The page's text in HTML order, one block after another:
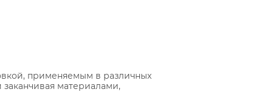
применяемым в различных
материалами,